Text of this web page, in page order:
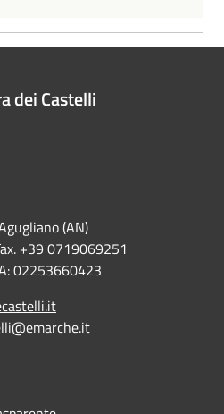
dei Castelli
(AN)
+39 0719069251
02253660423